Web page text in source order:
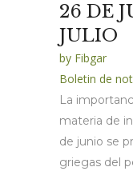
26 DE
JULIO
by Fibgar
Boletin de
La
materia de
de junio se
griegas del